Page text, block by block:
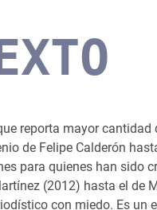
reporta mayor
de Felipe Calderón
para quienes han sido
(2012) hasta el de
con miedo. Es un